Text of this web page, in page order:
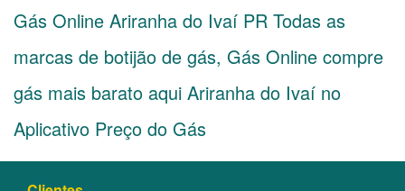
Gás Online Ariranha do Ivaí PR Todas as
marcas de botijão de gás, Gás Online compre
gás mais barato aqui Ariranha do Ivaí no
Aplicativo Preço do Gás